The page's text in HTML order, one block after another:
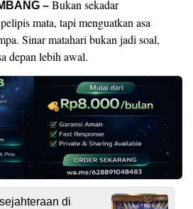
– Bukan sekadar
mata, tapi menguatkan asa
Sinar matahari bukan jadi soal,
depan lebih awal.
di